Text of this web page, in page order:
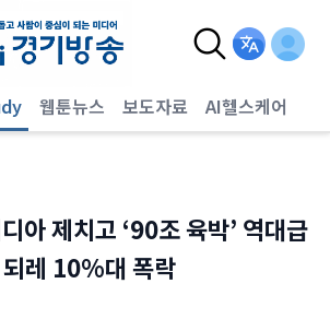
웹툰뉴스 보도자료 AI헬스케어
아 제치고 ‘90조 육박’ 역대급
레 10%대 폭락